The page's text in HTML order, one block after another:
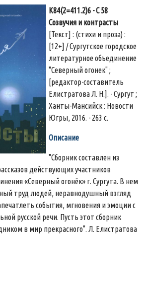
К84(2=411.2)6 - С 58
Созвучия и контрасты
[Текст] : (стихи и проза) :
[12+] / Сургутское городское
литературное объединение
"Северный огонек" ;
[редактор-составитель
Елистратова Л. Н.]. - Сургут ;
Ханты-Мансийск : Новости
Югры, 2016. - 263 с.
Описание
"Сборник составлен из
действующих участников
«Северный огонёк» г. Сургута. В нем
труд людей, неравнодушный взгляд
события, мгновения и эмоции с
русской речи. Пусть этот сборник
в мир прекрасного". Л. Елистратова